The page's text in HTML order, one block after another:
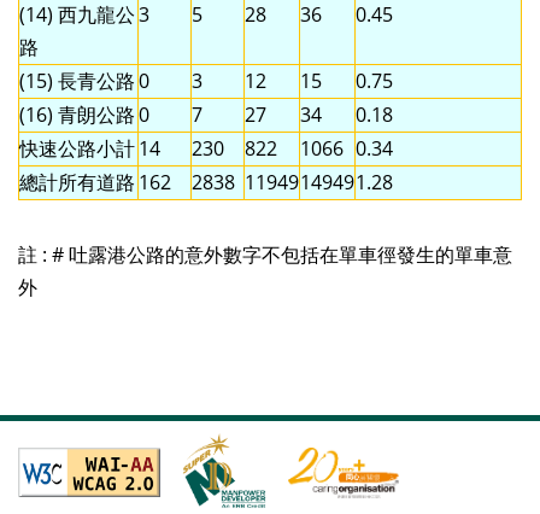
(14) 西九龍公
路
3 5 28 36 0.45
(15) 長青公路0 3 12 15
0.75
(16) 青朗公路0 7 27 34
0.18
快速公路小計14 230 822 1066 0.34
總計所有道路 162 2838 11949149491.28
註 : # 吐露港公路的意外數字不包括在單車徑發生的單車意
外